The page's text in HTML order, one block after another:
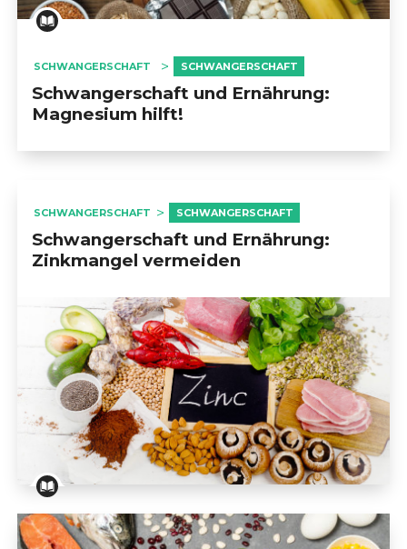
SCHWANGERSCHAFT SCHWANGERSCHAFT
Schwangerschaft und Ernährung:
Magnesium hilft!
SCHWANGERSCHAFT SCHWANGERSCHAFT
Schwangerschaft und Ernährung:
Zinkmangel vermeiden
Schwangerschaft und Ernährung: Zinkmangel